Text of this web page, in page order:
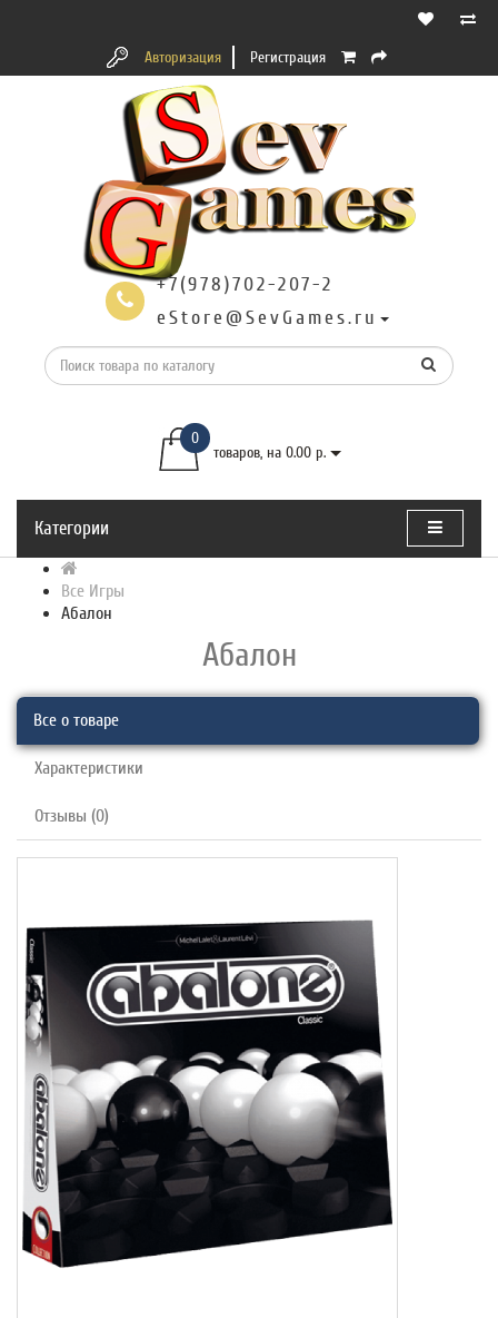
Авторизация Регистрация
+7(978)702-207-2
eStore@SevGames.ru
0
товаров, на 0.00 р.
Категории
Все Игры
Абалон
Абалон
Все о товаре
Характеристики
Отзывы (0)